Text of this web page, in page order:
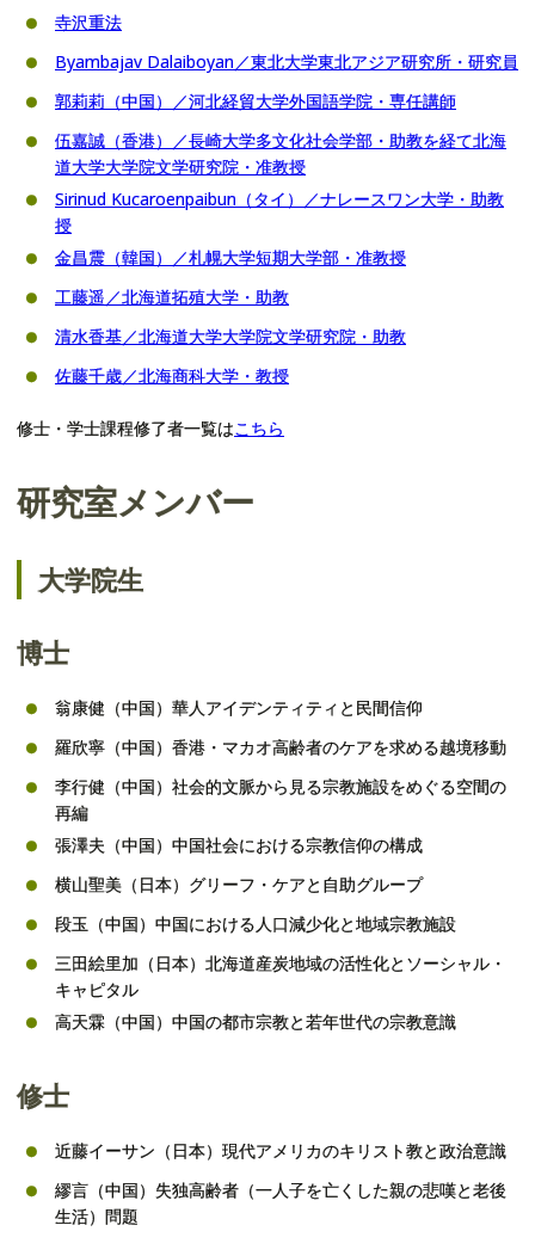
寺沢重法
Byambajav Dalaiboyan／東北大学東北アジア研究所・研究員
郭莉莉（中国）／河北経貿大学外国語学院・専任講師
伍嘉誠（香港）／長崎大学多文化社会学部・助教を経て北海
道大学大学院文学研究院・准教授
Sirinud Kucaroenpaibun（タイ）／ナレースワン大学・助教
授
金昌震（韓国）／札幌大学短期大学部・准教授
工藤遥／北海道拓殖大学・助教
清水香基／北海道大学大学院文学研究院・助教
佐藤千歳／北海商科大学・教授
修士・学士課程修了者一覧はこちら
研究室メンバー
大学院生
博士
翁康健（中国）華人アイデンティティと民間信仰
羅欣寧（中国）香港・マカオ高齢者のケアを求める越境移動
李行健（中国）社会的文脈から見る宗教施設をめぐる空間の
再編
張澤夫（中国）中国社会における宗教信仰の構成
横山聖美（日本）グリーフ・ケアと自助グループ
段玉（中国）中国における人口減少化と地域宗教施設
三田絵里加（日本）北海道産炭地域の活性化とソーシャル・
キャピタル
高天霖（中国）中国の都市宗教と若年世代の宗教意識
修士
近藤イーサン（日本）現代アメリカのキリスト教と政治意識
繆言（中国）失独高齢者（一人子を亡くした親の悲嘆と老後
生活）問題